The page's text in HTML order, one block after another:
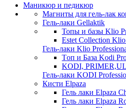
Маникюр и педикюр
Магниты для гель-лак
Гель-лаки Gellaktik
Топы и базы Klio
Estet Collection Klio
Гель-лаки Klio
Tоп и База Kodi
KODI,
Гель-лаки KODI
Кисти Elpaza
Гель лаки Elpaza
Гель лаки Elpaza